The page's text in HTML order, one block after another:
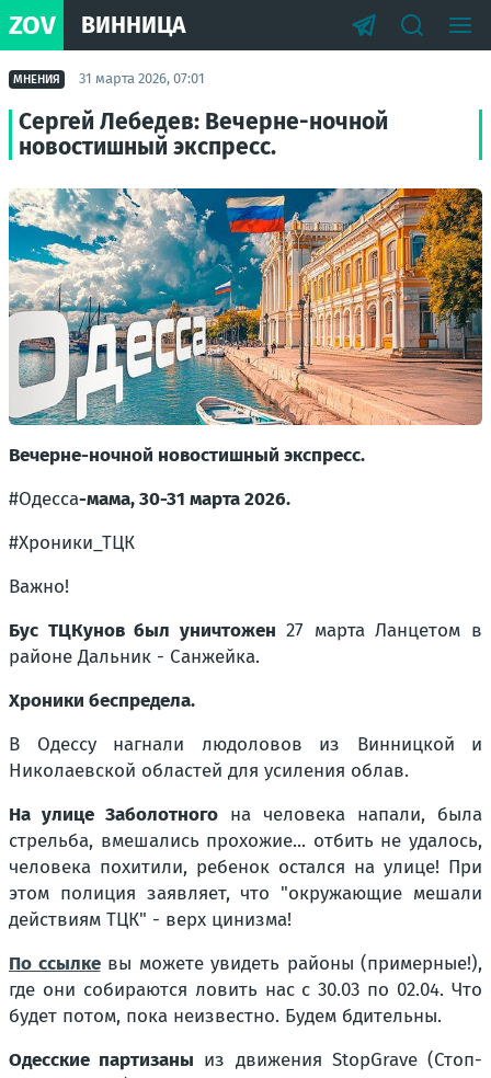
ZOV ВИННИЦА
МНЕНИЯ 31 марта 2026, 07:01
Сергей Лебедев: Вечерне-ночной
новостишный экспресс.
Вечерне-ночной новостишный экспресс.
#Одесса-мама, 30-31 марта 2026.
#Хроники_ТЦК
Важно!
Бус ТЦКунов был уничтожен 27 марта Ланцетом в
районе Дальник - Санжейка.
Хроники беспредела.
В Одессу нагнали людоловов из Винницкой и
Николаевской областей для усиления облав.
На улице Заболотного на человека напали, была
стрельба, вмешались прохожие... отбить не удалось,
человека похитили, ребенок остался на улице! При
этом полиция заявляет, что "окружающие мешали
действиям ТЦК" - верх цинизма!
По ссылкевы можете увидеть районы (примерные!),
где они собираются ловить нас с 30.03 по 02.04. Что
будет потом, пока неизвестно. Будем бдительны.
Одесские партизаны из движения StopGrave (Стоп-